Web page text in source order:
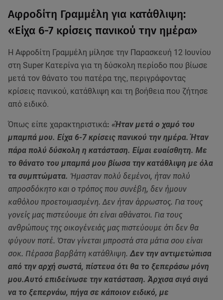
Αφροδίτη Γραμμέλη για κατάθλιψη:
«Είχα 6-7 κρίσεις πανικού την ημέρα»
Η Αφροδίτη Γραμμέλη μίλησε την Παρασκευή 12 Ιουνίου
στη Super Κατερίνα για τη δύσκολη περίοδο που βίωσε
μετά τον θάνατο του πατέρα της, περιγράφοντας
κρίσεις πανικού, κατάθλιψη και τη βοήθεια που ζήτησε
από ειδικό.
Όπως είπε χαρακτηριστικά: «Ήταν μετά ο χαμό του
μπαμπά μου. Είχα 6-7 κρίσεις πανικού την ημέρα. Ήταν
πάρα πολύ δύσκολη η κατάσταση. Είμαι ευαίσθητη. Με
το θάνατο του μπαμπά μου βίωσα την κατάθλιψη με όλα
τα συμπτώματα. Ήμασταν πολύ δεμένοι, ήταν πολύ
απροσδόκητο και ο τρόπος που συνέβη, δεν ήμουν
καθόλου προετοιμασμένη. Δεν ήταν άρρωστος. Για τους
γονείς μας πιστεύουμε ότι είναι αθάνατοι. Για τους
ανθρώπους της οικογένειάς μας πιστεύουμε ότι δεν θα
φύγουν ποτέ. Όταν γίνεται μπροστά στα μάτια σου είναι
σοκ. Πέρασα βαρβάτη κατάθλιψη.Δεν την αντιμετώπισα
από την αρχή σωστά, πίστευα ότι θα το ξεπεράσω μόνη
μου.Αυτό επιδείνωσε την κατάσταση. Άρχισα σιγά σιγά
να το ξεπερνάω, πήγα σε κάποιον ειδικό, με